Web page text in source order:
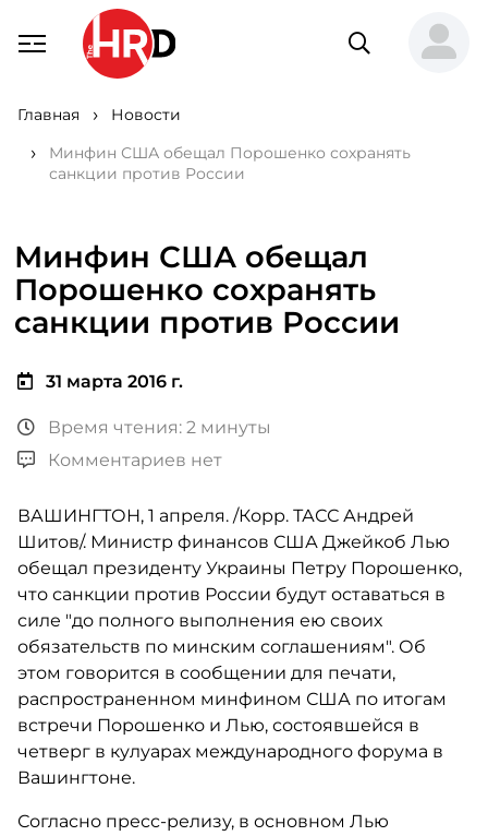
Главная
Новости
Минфин США обещал Порошенко сохранять
санкции против России
Минфин США обещал
Порошенко сохранять
санкции против России
31 марта 2016 г.
Время чтения: 2 минуты
Комментариев нет
ВАШИНГТОН, 1 апреля. /Корр. ТАСС Андрей
Шитов/. Министр финансов США Джейкоб Лью
обещал президенту Украины Петру Порошенко,
что санкции против России будут оставаться в
силе "до полного выполнения ею своих
обязательств по минским соглашениям". Об
этом говорится в сообщении для печати,
распространенном минфином США по итогам
встречи Порошенко и Лью, состоявшейся в
четверг в кулуарах международного форума в
Вашингтоне.
Согласно пресс-релизу, в основном Лью